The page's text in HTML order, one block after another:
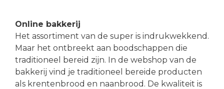
Online bakkerij
Het assortiment van de super is indrukwekkend.
Maar het ontbreekt aan boodschappen die
traditioneel bereid zijn. In de webshop van de
bakkerij vind je traditioneel bereide producten
als krentenbrood en naanbrood. De kwaliteit is